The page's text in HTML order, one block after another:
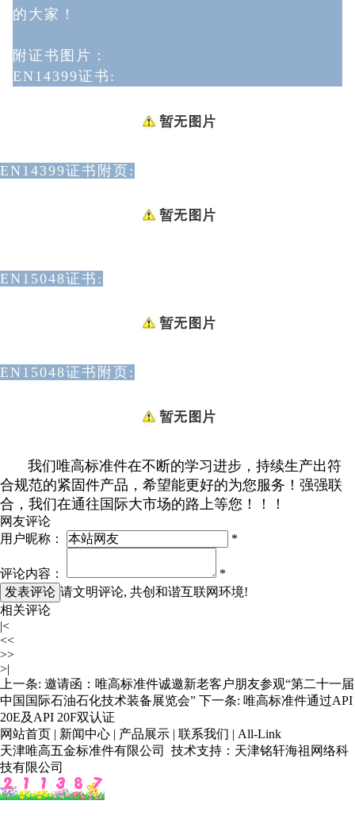
的大家！
附证书图片：
EN14399证书:
EN14399证书附页:
EN15048证书:
EN15048证书附页:
我们唯高标准件在不断的学习进步，持续生产出符
合规范的紧固件产品，希望能更好的为您服务！强强联
合，我们在通往国际大市场的路上等您！！！
网友评论
用户昵称：
*
评论内容：
*
请文明评论, 共创和谐互联网环境!
相关评论
|<
<<
>>
>|
上一条: 邀请函：唯高标准件诚邀新老客户朋友参观“第二十一届
中国国际石油石化技术装备展览会” 下一条: 唯高标准件通过API
20E及API 20F双认证
网站首页 | 新闻中心 | 产品展示 | 联系我们 | All-Link
天津唯高五金标准件有限公司 技术支持：天津铭轩海祖网络科
技有限公司